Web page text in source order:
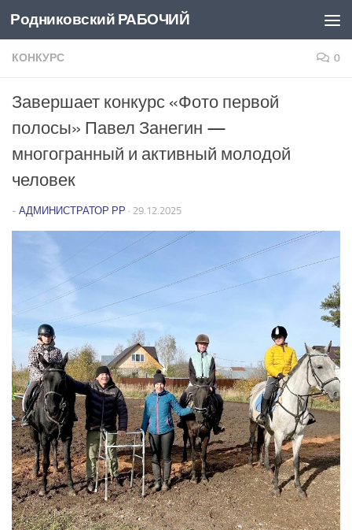
Перейти к содержимому
Родниковский РАБОЧИЙ
КОНКУРС 0
Завершает конкурс «Фото первой
полосы» Павел Занегин —
многогранный и активный молодой
человек
- АДМИНИСТРАТОР РР · 29.12.2025